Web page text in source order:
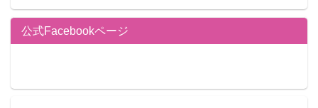
公式Facebookページ